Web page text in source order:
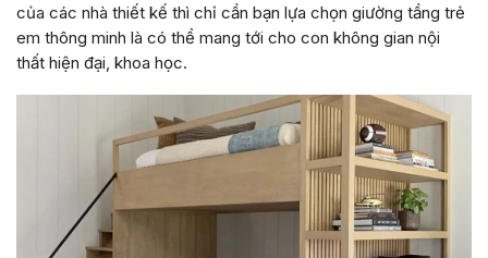
của các nhà thiết kế thì chỉ cần bạn lựa chọn giường tầng trẻ
em thông minh là có thể mang tới cho con không gian nội
thất hiện đại, khoa học.